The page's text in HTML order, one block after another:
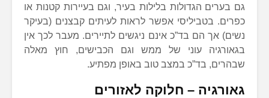
גם בערים הגדולות בלילות בעיר, וגם בעיירות קטנות או
כפרים. בטביליסי אפשר לראות לעיתים קבצנים (בעיקר
נשים) אך הם בד”כ אינם ניגשים לתיירים. מעבר לכך אין
בגאורגיה עוני של ממש וגם הכבישים, חוץ מאלה
שבהרים, בד”כ במצב טוב באופן מפתיע.
גאורגיה – חלוקה לאזורים